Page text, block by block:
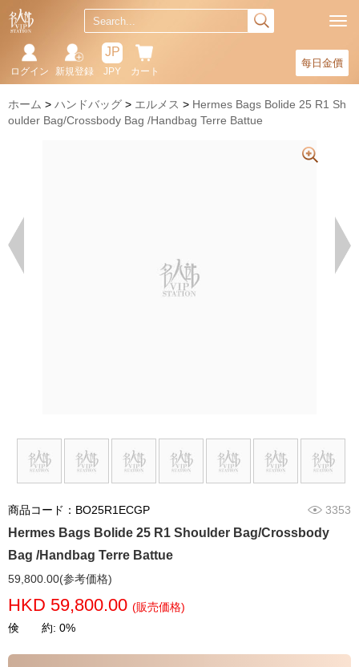
每日金價
カート
JP
JPY
新規登録
ログイン
ホーム ハンドバッグ エルメス
Hermes Bags Bolide 25 R1 Sh
oulder Bag/Crossbody Bag /Handbag Terre Battue
商品コード：BO25R1ECGP 3353
Hermes Bags Bolide 25 R1 Shoulder Bag/Crossbody
Bag /Handbag Terre Battue
59,800.00(参考価格)
HKD 59,800.00 (販売価格)
倹 約: 0%